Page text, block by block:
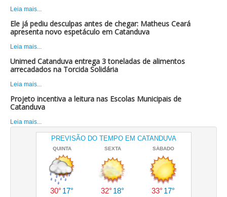
Leia mais...
Ele já pediu desculpas antes de chegar: Matheus Ceará
apresenta novo espetáculo em Catanduva
Leia mais...
Unimed Catanduva entrega 3 toneladas de alimentos
arrecadados na Torcida Solidária
Leia mais...
Projeto incentiva a leitura nas Escolas Municipais de
Catanduva
Leia mais...